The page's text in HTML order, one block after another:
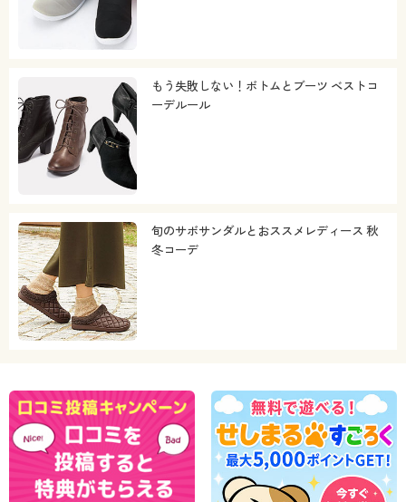
もう失敗しない！ボトムとブーツ ベストコ
ーデルール
旬のサボサンダルとおススメレディース 秋
冬コーデ